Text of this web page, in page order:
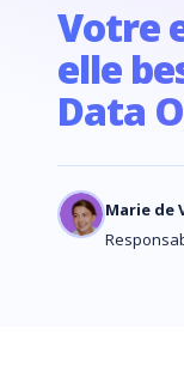
Votre
elle
Data
Marie de